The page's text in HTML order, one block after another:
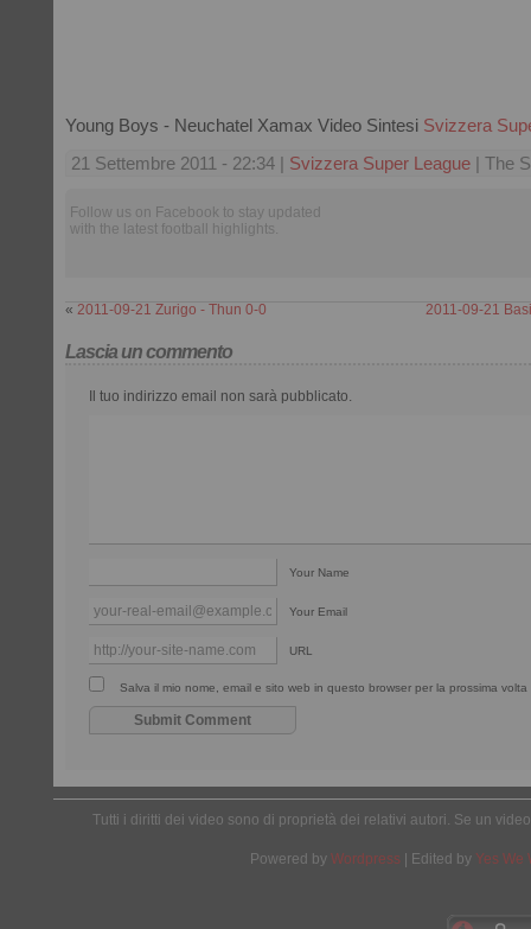
Young Boys - Neuchatel Xamax Video Sintesi Svizzera
21 Settembre 2011 - 22:34 | Svizzera Super League | The
Follow us on Facebook to stay updated
with the latest football highlights.
« 2011-09-21 Zurigo - Thun 0-0 2011-09-21
Lascia un commento
Il tuo indirizzo email non sarà pubblicato.
Your Name
Your Email
URL
Salva il mio nome, email e sito web in questo browser per la prossima
Tutti i diritti dei video sono di proprietà dei relativi autori. Se un
Powered by Wordpress | Edited by Yes We